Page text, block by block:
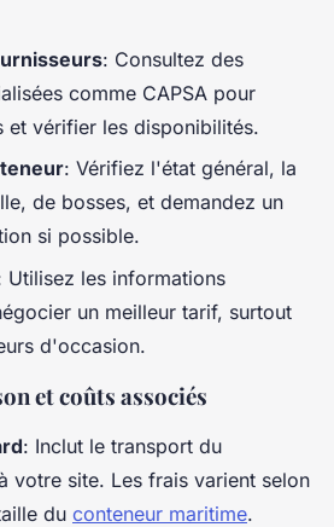
: Consultez des
comme CAPSA pour
et vérifier les disponibilités.
: Vérifiez l'état général, la
de bosses, et demandez un
si possible.
Utilisez les informations
un meilleur tarif, surtout
d'occasion.
et coûts associés
: Inclut le transport du
votre site. Les frais varient selon
du conteneur maritime.